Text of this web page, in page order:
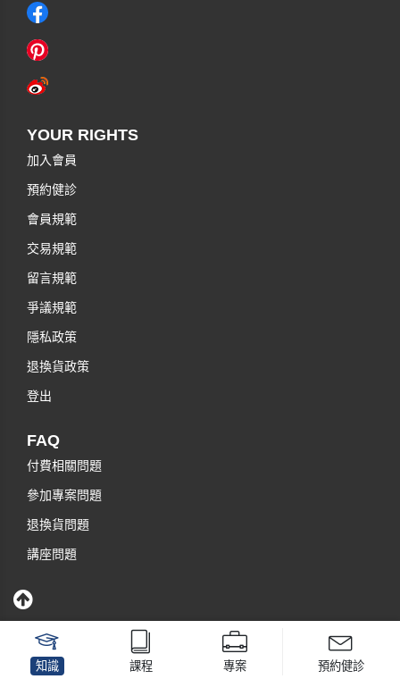
YOUR RIGHTS
加入會員
預約健診
會員規範
交易規範
留言規範
爭議規範
隱私政策
退換貨政策
登出
FAQ
付費相關問題
參加專案問題
退換貨問題
講座問題
知識 課程 專案 預約健診